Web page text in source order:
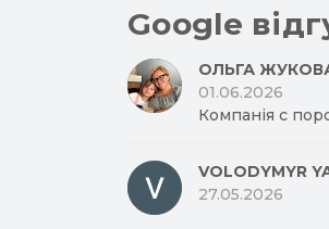
Google
ОЛЬГА
01.06.2026
Компанія с
VOLODYMYR
27.05.2026